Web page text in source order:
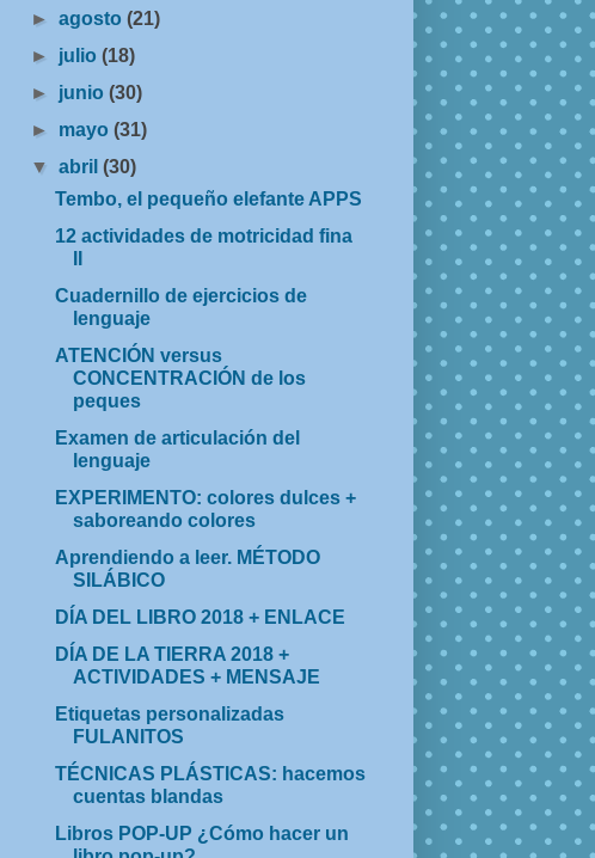
►agosto(21)
► julio(18)
► junio(30)
► mayo(31)
▼abril(30)
Tembo, el pequeño elefante APPS
12 actividades de motricidad fina
Cuadernillo de ejercicios de
lenguaje
ATENCIÓN versus
CONCENTRACIÓN de los
peques
Examen de articulación del
lenguaje
EXPERIMENTO: colores dulces +
saboreando colores
Aprendiendo a leer. MÉTODO
SILÁBICO
DÍA DEL LIBRO 2018 + ENLACE
DÍA DE LA TIERRA 2018 +
ACTIVIDADES + MENSAJE
Etiquetas personalizadas
FULANITOS
TÉCNICAS PLÁSTICAS: hacemos
cuentas blandas
Libros POP-UP ¿Cómo hacer un